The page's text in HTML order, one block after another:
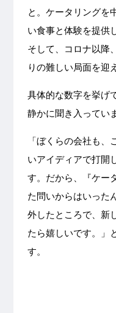
と。ケータリングを
い食事と体験を提供
そして、コロナ以降
りの難しい局面を迎
具体的な数字を挙げ
静かに聞き入ってい
「ぼくらの会社も、
いアイディアで打開
す。だから、『ケー
た問いからはいった
外したところで、新
たら嬉しいです。」
す。